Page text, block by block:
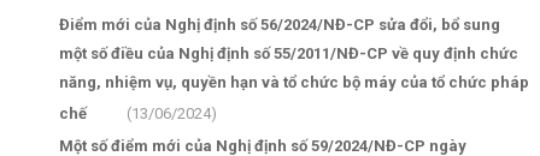
Điểm mới của Nghị định số 56/2024/NĐ-CP sửa đổi, bổ sung
một số điều của Nghị định số 55/2011/NĐ-CP về quy định chức
năng, nhiệm vụ, quyền hạn và tổ chức bộ máy của tổ chức pháp
chế
(13/06/2024)
Một số điểm mới của Nghị định số 59/2024/NĐ-CP ngày